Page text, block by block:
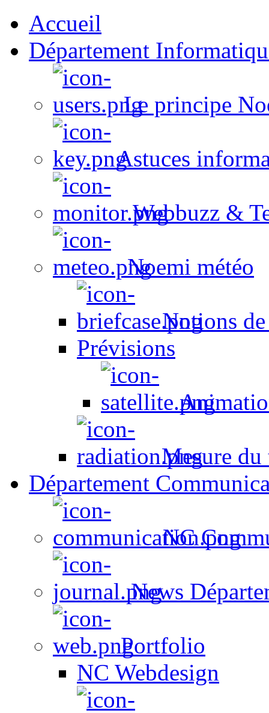
Accueil
Département
Le principe
Astuces
Webbuzz &
Noemi météo
Notions
Prévisions
Mesure du
Département
NC
News
Portfolio
NC Webdesign